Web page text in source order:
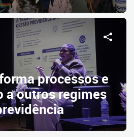
processos e
a outros regimes